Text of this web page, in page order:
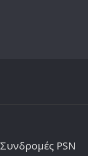
Συνδρομές PSN